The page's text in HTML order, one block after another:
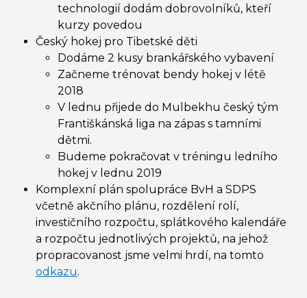
technologií dodám dobrovolníků, kteří
kurzy povedou
Český hokej pro Tibetské děti
Dodáme 2 kusy brankářského vybavení
Začneme trénovat bendy hokej v létě
2018
V lednu přijede do Mulbekhu český tým
Františkánská liga na zápas s tamními
dětmi.
Budeme pokračovat v tréningu ledního
hokej v lednu 2019
Komplexní plán spolupráce BvH a SDPS
včetně akčního plánu, rozdělení rolí,
investičního rozpočtu, splátkového kalendáře
a rozpočtu jednotlivých projektů, na jehož
propracovanost jsme velmi hrdí, na tomto
odkazu.